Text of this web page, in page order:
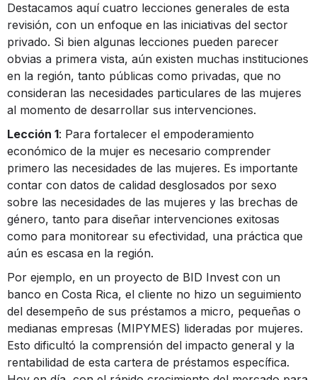
Destacamos aquí cuatro lecciones generales de esta
revisión, con un enfoque en las iniciativas del sector
privado. Si bien algunas lecciones pueden parecer
obvias a primera vista, aún existen muchas instituciones
en la región, tanto públicas como privadas, que no
consideran las necesidades particulares de las mujeres
al momento de desarrollar sus intervenciones.
Lección 1: Para fortalecer el empoderamiento
económico de la mujer es necesario comprender
primero las necesidades de las mujeres. Es importante
contar con datos de calidad desglosados ​​por sexo
sobre las necesidades de las mujeres y las brechas de
género, tanto para diseñar intervenciones exitosas
como para monitorear su efectividad, una práctica que
aún es escasa en la región.
Por ejemplo, en un proyecto de BID Invest con un
banco en Costa Rica, el cliente no hizo un seguimiento
del desempeño de sus préstamos a micro, pequeñas o
medianas empresas (MIPYMES) lideradas por mujeres.
Esto dificultó la comprensión del impacto general y la
rentabilidad de esta cartera de préstamos específica.